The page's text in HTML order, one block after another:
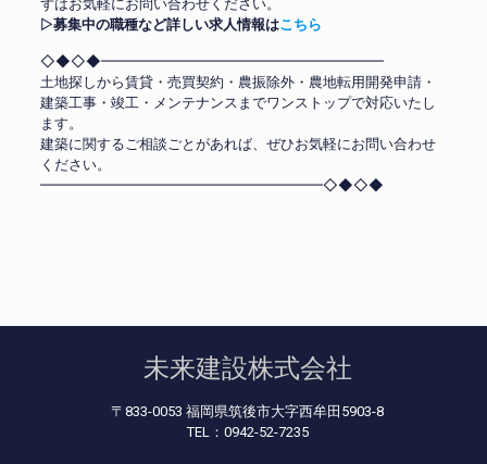
ずはお気軽にお問い合わせください。
▷募集中の職種など詳しい求人情報はこちら
◇◆◇◆━━━━━━━━━━━━━━━━━━━━
土地探しから賃貸・売買契約・農振除外・農地転用開発申請・
建築工事・竣工・メンテナンスまでワンストップで対応いたし
ます。
建築に関するご相談ごとがあれば、ぜひお気軽にお問い合わせ
ください。
━━━━━━━━━━━━━━━━━━━━◇◆◇◆
未来建設株式会社
〒833-0053 福岡県筑後市大字西牟田5903-8
TEL：0942-52-7235